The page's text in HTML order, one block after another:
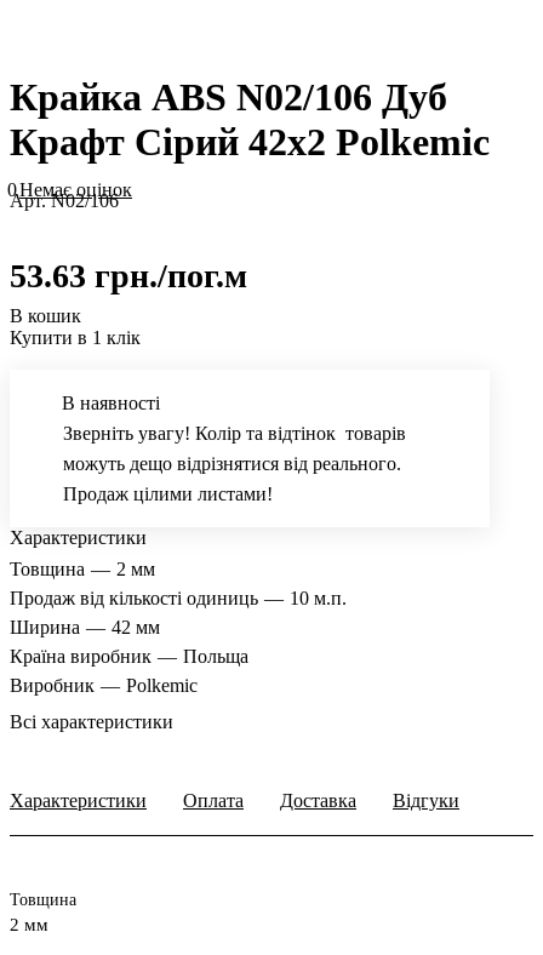
Крайка ABS N02/106 Дуб
Крафт Сірий 42х2 Polkemic
0Немає оцінок
Арт.N02/106
53.63 грн./пог.м
В кошик
Купити в 1 клік
В наявності
Зверніть увагу! Колір та відтінок товарів
можуть дещо відрізнятися від реального.
Продаж цілими листами!
Характеристики
Товщина — 2 мм
Продаж від кількості одиниць — 10 м.п.
Ширина — 42 мм
Країна виробник — Польща
Виробник — Polkemic
Всі характеристики
Характеристики Оплата Доставка Відгуки
Товщина
2 мм